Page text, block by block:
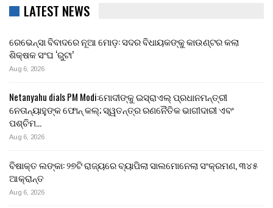
LATEST NEWS
ରେଭେନ୍ସା ବିବାଦରେ ନୂଆ ମୋଡ଼: ସଦର ବିଧାୟକଙ୍କୁ କାଉଣ୍ଟର କଲା
ଶିକ୍ଷକ ସଂଘ ‘ରୁଟା’
Aug 6, 2026
Netanyahu dials PM Modi:ମୋଦୀଙ୍କୁ ଇସ୍ରାଏଲ୍ ପ୍ରଧାନମନ୍ତ୍ରୀ
ନେତାନ୍ୟାହୁଙ୍କ ଫୋନ୍ କଲ୍; ସ୍ୱତନ୍ତ୍ର ରଣନୈତିକ ଭାଗୀଦାରୀ ଏବଂ
ପଶ୍ଚିମ…
Aug 6, 2026
ବିଷାକ୍ତ ଲଙ୍କା: ୨୭ଟି ରାଜ୍ୟରେ ବ୍ୟାପିଲା ସାଲମୋନେଲା ସଂକ୍ରମଣ, ୩୪୫
ଆକ୍ରାନ୍ତ
Aug 6, 2026